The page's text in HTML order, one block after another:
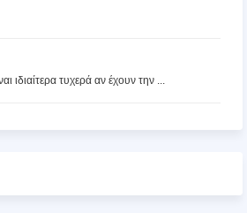
ιδιαίτερα τυχερά αν έχουν την ...